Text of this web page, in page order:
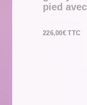
pied
226,00€ TTC